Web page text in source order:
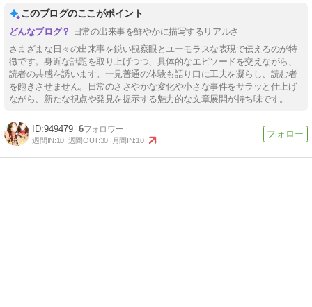
このブログのここがポイント
日常の出来事を鮮やかに描写するリアルさ
さまざまな日々の出来事を鋭い観察眼とユーモラスな表現で伝えるのが特
徴です。身近な話題を取り上げつつ、具体的なエピソードを交えながら、
読者の共感を誘います。一見普通の体験も語り口に工夫を凝らし、読む者
を飽きさせません。日常のささやかな変化や小さな事件をサラッと仕上げ
ながら、新たな視点や発見を提示する魅力的な文章展開が持ち味です。
949479 6
週間IN:10 週間OUT:30 月間IN:10